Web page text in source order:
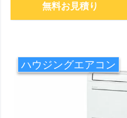
無料お見積り
ハウジングエアコン